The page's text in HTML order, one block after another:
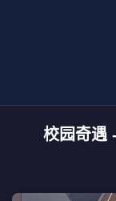
校园奇遇